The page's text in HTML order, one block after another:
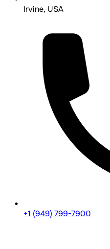
Irvine, USA
+1 (949) 799-7900